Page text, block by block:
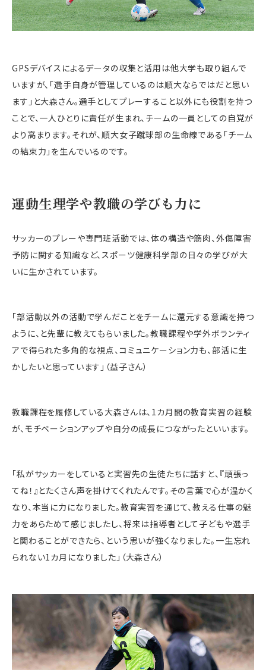
GPSデバイスによるデータの収集と活用は他大学も取り組んで
いますが、「選手自身が管理しているのは順大ならではだと思い
ます」と大森さん。選手としてプレーすること以外にも役割を持つ
ことで、一人ひとりに責任が生まれ、チームの一員としての自覚が
より高まります。それが、順大女子蹴球部の生命線である「チーム
の結束力」を生んでいるのです。
運動生理学や教職の学びも力に
サッカーのプレーや専門班活動では、体の構造や筋肉、外傷障害
予防に関する知識など、スポーツ健康科学部の日々の学びが大
いに生かされています。
「部活動以外の活動で学んだことをチームに還元する意識を持つ
ように、と先輩に教えてもらいました。教職課程や学外ボランティ
アで得られた多角的な視点、コミュニケーション力も、部活に生
かしたいと思っています」（益子さん）
教職課程を履修している大森さんは、1カ月間の教育実習の経験
が、モチベーションアップや自分の成長につながったといいます。
「私がサッカーをしていると実習先の生徒たちに話すと、『頑張っ
てね！』とたくさん声を掛けてくれたんです。その言葉で心が温かく
なり、本当に力になりました。教育実習を通じて、教える仕事の魅
力をあらためて感じましたし、将来は指導者として子どもや選手
と関わることができたら、という思いが強くなりました。一生忘れ
られない1カ月になりました」（大森さん）